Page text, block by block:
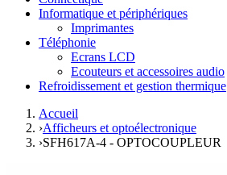
Informatique et périphériques
Imprimantes
Téléphonie
Ecrans LCD
Ecouteurs et accessoires audio
Refroidissement et gestion thermique
Accueil
›Afficheurs et optoélectronique
›SFH617A-4 - OPTOCOUPLEUR